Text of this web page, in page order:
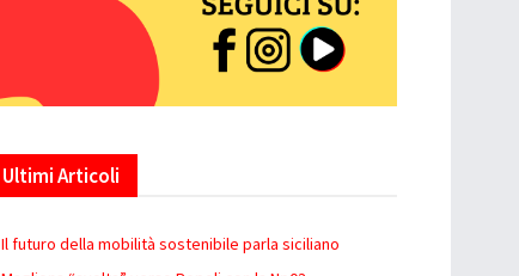
Ultimi Articoli
Il futuro della mobilità sostenibile parla siciliano